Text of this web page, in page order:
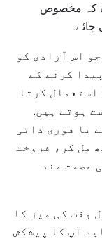
کہ مخصوص
اس آزادی کو
کرنے کے
کرتا
ہوتے ہیں.
یا فوری ذاتی
مل کر، فروخت
عصمت مند
وقت کی میز کا
آپ کا پیشکش